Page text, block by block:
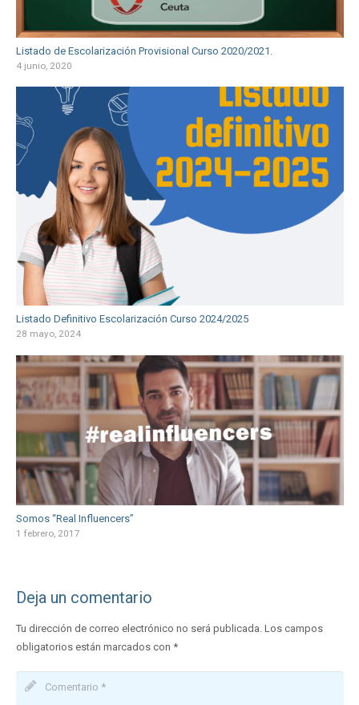
Listado de Escolarización Provisional Curso 2020/2021.
4 junio, 2020
Listado Definitivo Escolarización Curso 2024/2025
28 mayo, 2024
Somos “Real Influencers”
1 febrero, 2017
Deja un comentario
Tu dirección de correo electrónico no será publicada. Los campos
obligatorios están marcados con *